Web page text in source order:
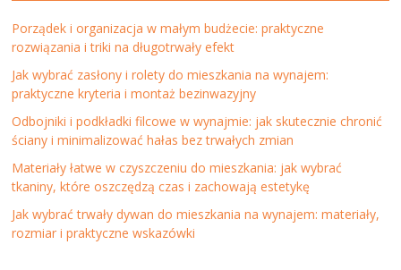
Porządek i organizacja w małym budżecie: praktyczne
rozwiązania i triki na długotrwały efekt
Jak wybrać zasłony i rolety do mieszkania na wynajem:
praktyczne kryteria i montaż bezinwazyjny
Odbojniki i podkładki filcowe w wynajmie: jak skutecznie chronić
ściany i minimalizować hałas bez trwałych zmian
Materiały łatwe w czyszczeniu do mieszkania: jak wybrać
tkaniny, które oszczędzą czas i zachowają estetykę
Jak wybrać trwały dywan do mieszkania na wynajem: materiały,
rozmiar i praktyczne wskazówki